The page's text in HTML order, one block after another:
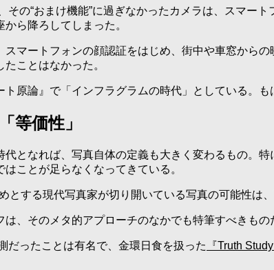
の“おまけ機能”に過ぎなかったカメラは、スマー
ら降ろしてしまった。
マートフォンの顔認証をはじめ、街中や車窓から
ことはなかった。
原論』で「インフラグラムの時代」としている。
等価性」
となれば、写真自体の定義も大きく変わるもの。
ことが足らなくなってきている。
する現代写真家が切り開いている写真の可能性は
、そのメタ的アプローチのなかでも特筆すべきもの
だったことは有名で、金環日食を扱った 『Truth